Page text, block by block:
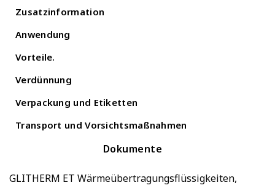
Zusatzinformation
Anwendung
Vorteile.
Verdünnung
Verpackung und Etiketten
Transport und Vorsichtsmaßnahmen
Dokumente
GLITHERM ET Wärmeübertragungsflüssigkeiten,